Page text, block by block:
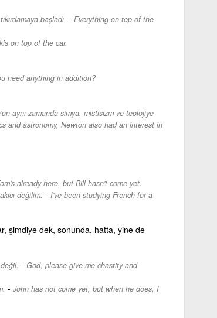
başladı. - Everything on top of the
on top of the car.
need anything in addition?
aynı zamanda simya, mistisizm ve teolojiye
and astronomy, Newton also had an interest in
already here, but Bill hasn't come yet.
değilim. - I've been studying French for a
şimdiye dek, sonunda, hatta, yine de
- God, please give me chastity and
- John has not come yet, but when he does, I